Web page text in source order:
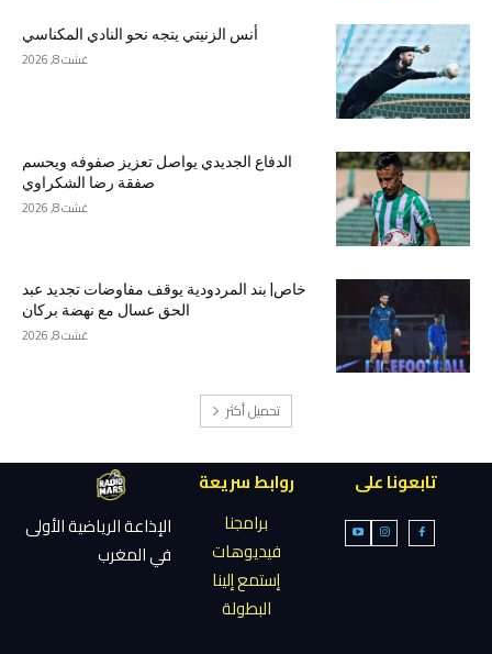
أنس الزنيتي يتجه نحو النادي المكناسي
غشت 8, 2026
الدفاع الجديدي يواصل تعزيز صفوفه ويحسم
صفقة رضا الشكراوي
غشت 8, 2026
خاص| بند المردودية يوقف مفاوضات تجديد عبد
الحق عسال مع نهضة بركان
غشت 8, 2026
تحميل أكثر
تابعونا على
روابط سريعة
برامجنا
فيديوهات
إستمع إلينا
البطولة
الإذاعة الرياضية الأولى
في المغرب